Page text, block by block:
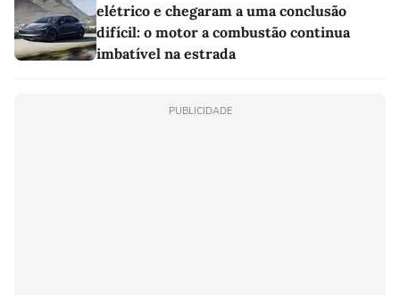
elétrico e chegaram a uma conclusão
difícil: o motor a combustão continua
imbatível na estrada
PUBLICIDADE